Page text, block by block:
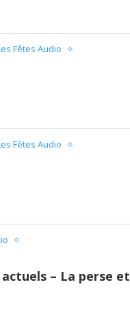
Fêtes Audio
Fêtes Audio
– La perse et